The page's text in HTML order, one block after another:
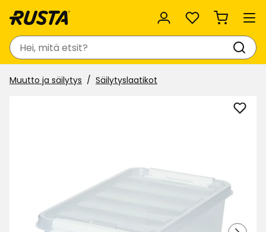
Suosikit
Haku
Muutto ja säilytys Säilytyslaatikot
Lisää